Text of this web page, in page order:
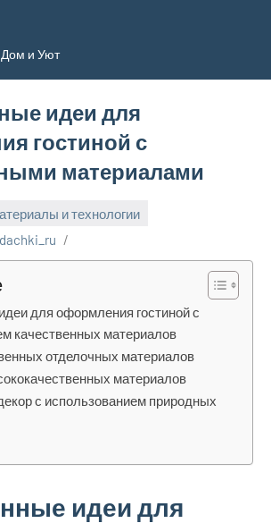
Дом и Уют
идеи для
гостиной с
материалами
и технологии
для оформления гостиной с
качественных материалов
отделочных материалов
материалов
с использованием природных
идеи для